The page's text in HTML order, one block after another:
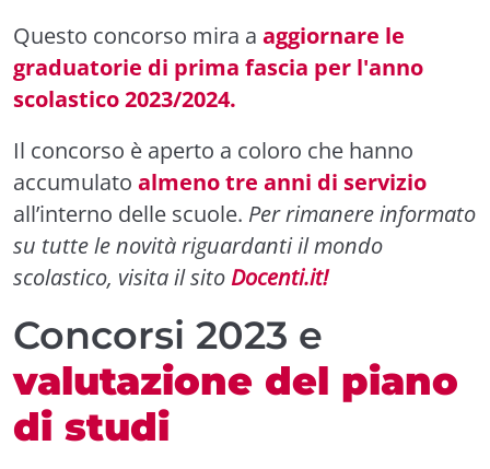
Questo concorso mira a aggiornare le
graduatorie di prima fascia per l'anno
scolastico 2023/2024.
Il concorso è aperto a coloro che hanno
accumulato almeno tre anni di servizio
all’interno delle scuole. Per rimanere informato
su tutte le novità riguardanti il mondo
scolastico, visita il sitoDocenti.it!
Concorsi 2023 e
valutazione del piano
di studi